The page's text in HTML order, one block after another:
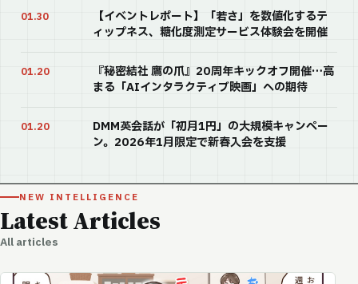
01.30
【イベントレポート】「若さ」を数値化する──テ
ィップネス、糖化度測定サービス体験会を開催
01.20
『秘密結社 鷹の爪』20周年キックオフ開催…高
まる「AIインタラクティブ映画」への期待
01.20
DMM英会話が「初月1円」の大規模キャンペー
ン。2026年1月限定で新春入会を支援
NEW INTELLIGENCE
Latest Articles
All articles